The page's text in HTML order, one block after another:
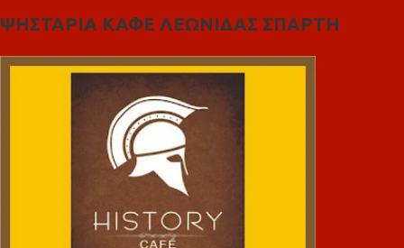
ΨΗΣΤΑΡΙΑ ΚΑΦΕ ΛΕΩΝΙΔΑΣ ΣΠΑΡΤΗ